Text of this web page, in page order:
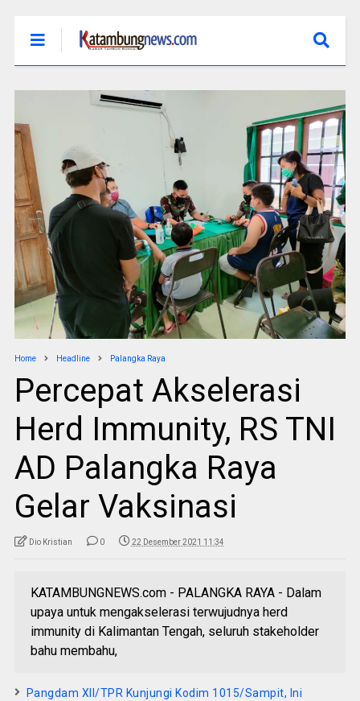
Home Headline Palangka Raya
Percepat Akselerasi
Herd Immunity, RS TNI
AD Palangka Raya
Gelar Vaksinasi
Dio Kristian 0 22 Desember 2021 11:34
KATAMBUNGNEWS.com - PALANGKA RAYA - Dalam
upaya untuk mengakselerasi terwujudnya herd
immunity di Kalimantan Tengah, seluruh stakeholder
bahu membahu,
Pangdam XII/TPR Kunjungi Kodim 1015/Sampit, Ini